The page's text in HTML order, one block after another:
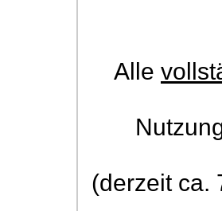
Alle
(derzeit ca.